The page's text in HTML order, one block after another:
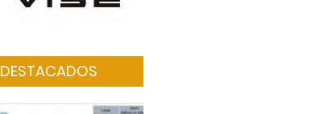
DESTACADOS